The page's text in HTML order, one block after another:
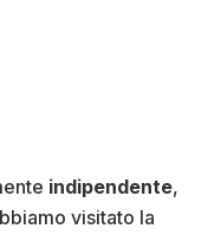
indipendente,
visitato la